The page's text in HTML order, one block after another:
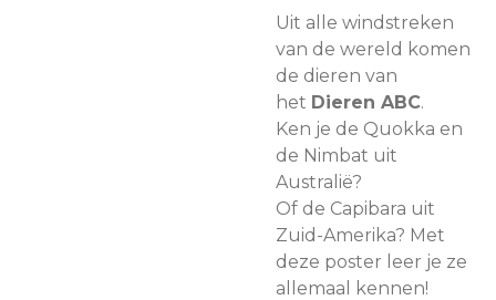
Uit alle windstreken
van de wereld komen
de dieren van
het Dieren ABC.
Ken je de Quokka en
de Nimbat uit
Australië?
Of de Capibara uit
Zuid-Amerika? Met
deze poster leer je ze
allemaal kennen!